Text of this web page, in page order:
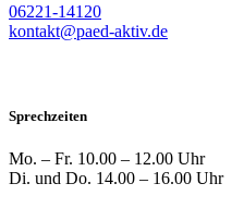
06221-14120
kontakt@paed-aktiv.de
Sprechzeiten
Mo. – Fr. 10.00 – 12.00 Uhr
Di. und Do. 14.00 – 16.00 Uhr